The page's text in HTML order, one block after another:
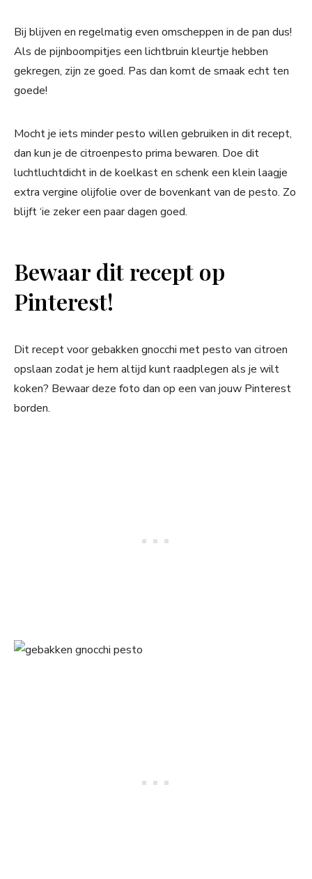
Bij blijven en regelmatig even omscheppen in de pan dus!
Als de pijnboompitjes een lichtbruin kleurtje hebben
gekregen, zijn ze goed. Pas dan komt de smaak echt ten
goede!
Mocht je iets minder pesto willen gebruiken in dit recept,
dan kun je de citroenpesto prima bewaren. Doe dit
luchtluchtdicht in de koelkast en schenk een klein laagje
extra vergine olijfolie over de bovenkant van de pesto. Zo
blijft ‘ie zeker een paar dagen goed.
Bewaar dit recept op
Pinterest!
Dit recept voor gebakken gnocchi met pesto van citroen
opslaan zodat je hem altijd kunt raadplegen als je wilt
koken? Bewaar deze foto dan op een van jouw Pinterest
borden.